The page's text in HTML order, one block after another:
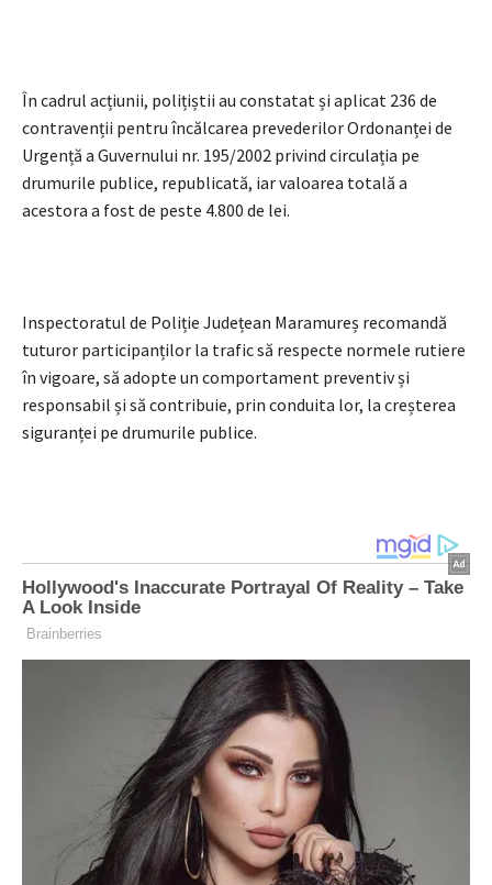
În cadrul acțiunii, polițiștii au constatat și aplicat 236 de
contravenții pentru încălcarea prevederilor Ordonanței de
Urgență a Guvernului nr. 195/2002 privind circulația pe
drumurile publice, republicată, iar valoarea totală a
acestora a fost de peste 4.800 de lei.
Inspectoratul de Poliție Județean Maramureș recomandă
tuturor participanților la trafic să respecte normele rutiere
în vigoare, să adopte un comportament preventiv și
responsabil și să contribuie, prin conduita lor, la creșterea
siguranței pe drumurile publice.